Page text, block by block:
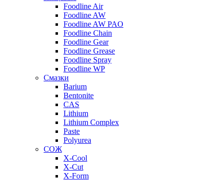
Foodline Air
Foodline AW
Foodline AW PAO
Foodline Chain
Foodline Gear
Foodline Grease
Foodline Spray
Foodline WP
Смазки
Barium
Bentonite
CAS
Lithium
Lithium Complex
Paste
Polyurea
СОЖ
X-Cool
X-Cut
X-Form